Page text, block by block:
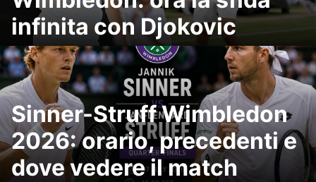
infinita con Djokovic
Sinner-Struff Wimbledon
2026: orario, precedenti e
dove vedere il match